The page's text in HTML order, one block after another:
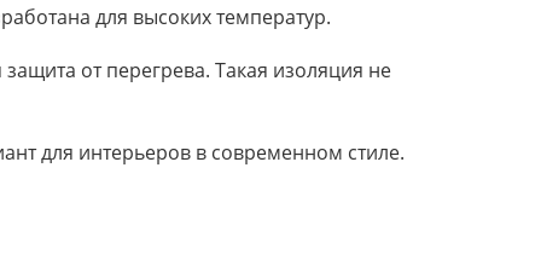
для высоких температур.
от перегрева. Такая изоляция не
для интерьеров в современном стиле.